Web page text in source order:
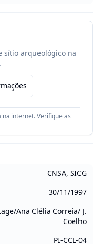
sítio arqueológico na
internet. Verifique as
CNSA, SICG
30/11/1997
Ana Clélia Correia/ J.
Coelho
PI-CCL-04